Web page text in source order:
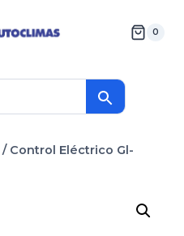
0
/ Control Eléctrico Gl-